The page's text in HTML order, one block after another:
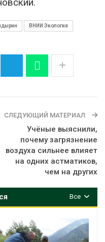
ВНИИ Экология
СЛЕДУЮЩИЙ МАТЕРИАЛ
Учёные выяснили,
почему загрязнение
воздуха сильнее влияет
на одних астматиков,
чем на других
Все